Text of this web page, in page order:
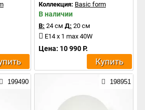
Коллекция: Basic form
В наличии
В: 24 см Д: 20 см
E14 x 1 max 40W
Цена: 10 990 Р.
Купить
199490 198951